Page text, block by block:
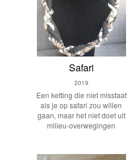
Safari
2019
Een ketting die niet misstaat
als je op safari zou willen
gaan, maar het niet doet uit
milieu-overwegingen